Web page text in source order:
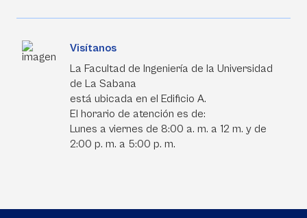
Visítanos
La Facultad de Ingeniería de la Universidad
de La Sabana
está ubicada en el Edificio A.
El horario de atención es de:
Lunes a viernes de 8:00 a. m. a 12 m. y de
2:00 p. m. a 5:00 p. m.